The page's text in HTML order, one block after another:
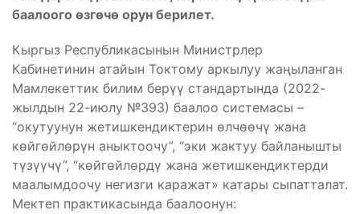
баалоого өзгөчө орун берилет.
Кыргыз Республикасынын Министрлер
Кабинетинин атайын Токтому аркылуу жаңыланган
Мамлекеттик билим берүү стандартында (2022-
жылдын 22-июлу №393) баалоо системасы –
“окутуунун жетишкендиктерин өлчөөчү жана
көйгөйлөрүн аныктоочу”, “эки жактуу байланышты
түзүүчү”, “көйгөйлөрдү жана жетишкендиктерди
маалымдоочу негизги каражат» катары сыпатталат.
Мектеп практикасында баалоонун: